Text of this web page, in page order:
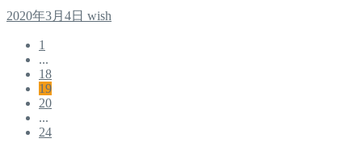
2020年3月4日 wish
1
...
18
19
20
...
24